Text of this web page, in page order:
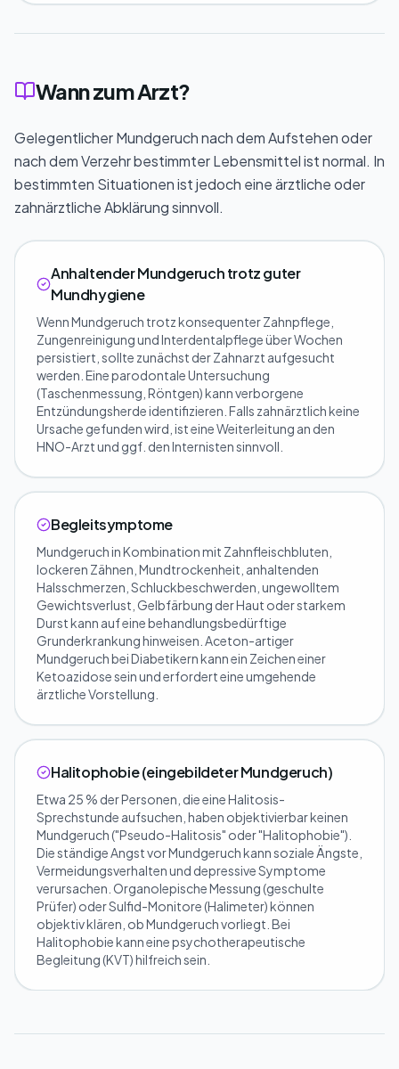
Wann zum Arzt?
Gelegentlicher Mundgeruch nach dem Aufstehen oder
nach dem Verzehr bestimmter Lebensmittel ist normal. In
bestimmten Situationen ist jedoch eine ärztliche oder
zahnärztliche Abklärung sinnvoll.
Anhaltender Mundgeruch trotz guter
Mundhygiene
Wenn Mundgeruch trotz konsequenter Zahnpflege,
Zungenreinigung und Interdentalpflege über Wochen
persistiert, sollte zunächst der Zahnarzt aufgesucht
werden. Eine parodontale Untersuchung
(Taschenmessung, Röntgen) kann verborgene
Entzündungsherde identifizieren. Falls zahnärztlich keine
Ursache gefunden wird, ist eine Weiterleitung an den
HNO-Arzt und ggf. den Internisten sinnvoll.
Begleitsymptome
Mundgeruch in Kombination mit Zahnfleischbluten,
lockeren Zähnen, Mundtrockenheit, anhaltenden
Halsschmerzen, Schluckbeschwerden, ungewolltem
Gewichtsverlust, Gelbfärbung der Haut oder starkem
Durst kann auf eine behandlungsbedürftige
Grunderkrankung hinweisen. Aceton-artiger
Mundgeruch bei Diabetikern kann ein Zeichen einer
Ketoazidose sein und erfordert eine umgehende
ärztliche Vorstellung.
Halitophobie (eingebildeter Mundgeruch)
Etwa 25 % der Personen, die eine Halitosis-
Sprechstunde aufsuchen, haben objektivierbar keinen
Mundgeruch ("Pseudo-Halitosis" oder "Halitophobie").
Die ständige Angst vor Mundgeruch kann soziale Ängste,
Vermeidungsverhalten und depressive Symptome
verursachen. Organolepische Messung (geschulte
Prüfer) oder Sulfid-Monitore (Halimeter) können
objektiv klären, ob Mundgeruch vorliegt. Bei
Halitophobie kann eine psychotherapeutische
Begleitung (KVT) hilfreich sein.